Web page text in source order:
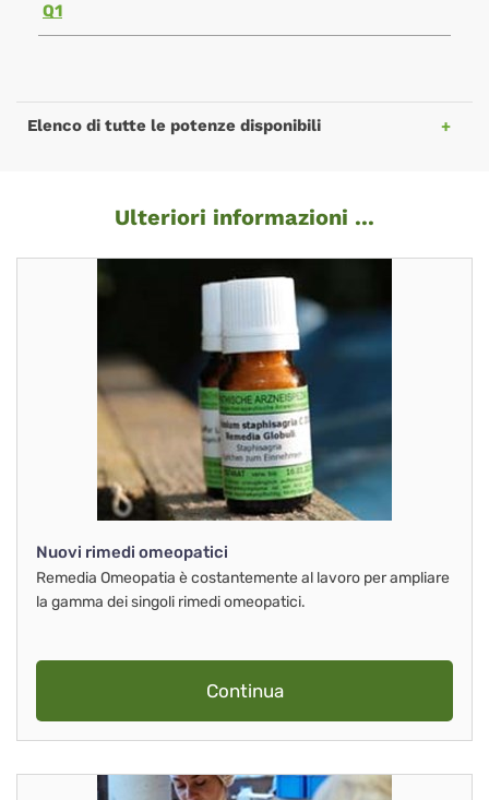
Q1
Elenco di tutte le potenze disponibili
Ulteriori informazioni ...
Nuovi rimedi omeopatici
Remedia Omeopatia è costantemente al lavoro per ampliare
la gamma dei singoli rimedi omeopatici.
Continua